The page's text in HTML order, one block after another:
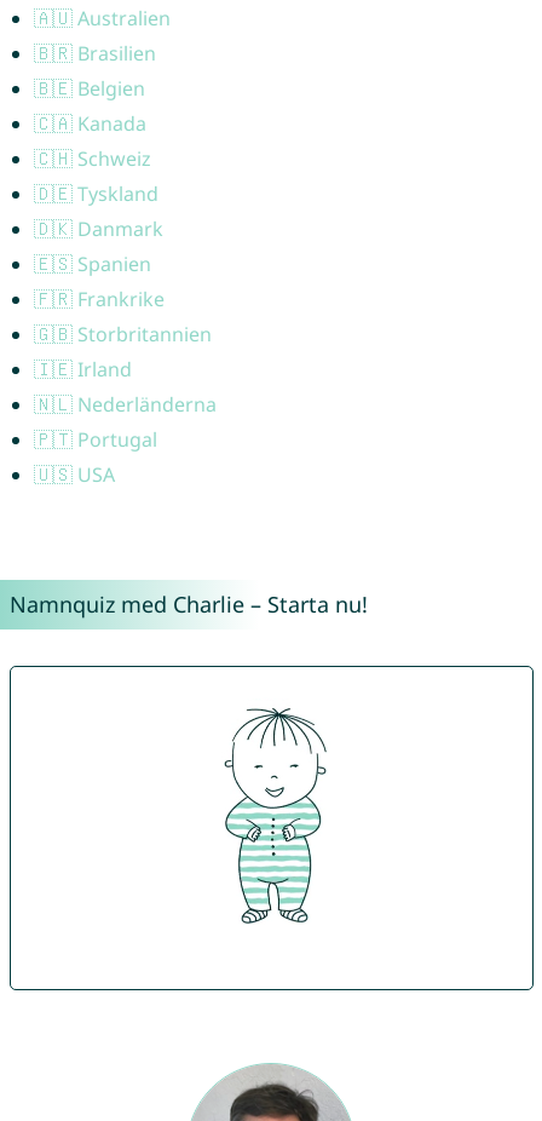
🇦🇺 Australien
🇧🇷 Brasilien
🇧🇪 Belgien
🇨🇦 Kanada
🇨🇭 Schweiz
🇩🇪 Tyskland
🇩🇰 Danmark
🇪🇸 Spanien
🇫🇷 Frankrike
🇬🇧 Storbritannien
🇮🇪 Irland
🇳🇱 Nederländerna
🇵🇹 Portugal
🇺🇸 USA
Namnquiz med Charlie – Starta nu!